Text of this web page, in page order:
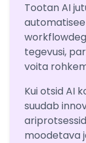
Tootan AI
tegevusi,
voita
Kui otsid AI
suudab
moodetava